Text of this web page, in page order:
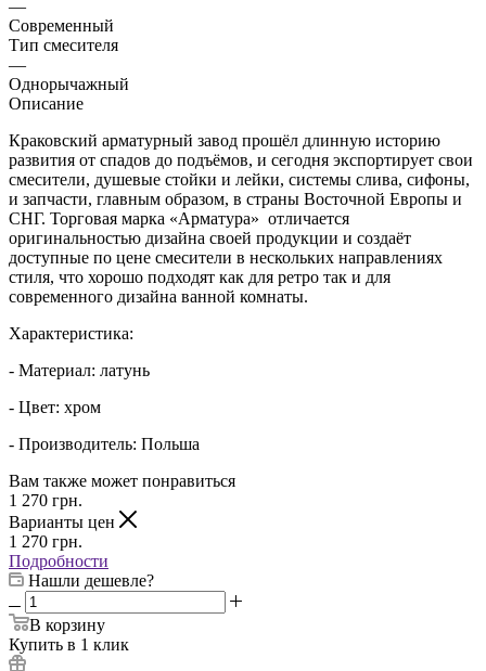
—
Современный
Тип смесителя
—
Однорычажный
Описание
Краковский арматурный завод прошёл длинную историю
развития от спадов до подъёмов, и сегодня экспортирует свои
смесители, душевые стойки и лейки, системы слива, сифоны,
и запчасти, главным образом, в страны Восточной Европы и
СНГ. Торговая марка «Арматура» отличается
оригинальностью дизайна своей продукции и создаёт
доступные по цене смесители в нескольких направлениях
стиля, что хорошо подходят как для ретро так и для
современного дизайна ванной комнаты.
Характеристика:
- Материал: латунь
- Цвет: хром
- Производитель: Польша
Вам также может понравиться
1 270 грн.
Варианты цен
1 270 грн.
Подробности
Нашли дешевле?
В корзину
Купить в 1 клик